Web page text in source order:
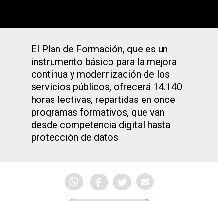
El Plan de Formación, que es un
instrumento básico para la mejora
continua y modernización de los
servicios públicos, ofrecerá 14.140
horas lectivas, repartidas en once
programas formativos, que van
desde competencia digital hasta
protección de datos